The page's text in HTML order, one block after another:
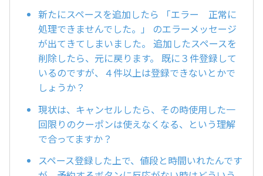
新たにスペースを追加したら 「エラー 正常に
処理できませんでした。」 のエラーメッセージ
が出てきてしまいました。 追加したスペースを
削除したら、元に戻ります。 既に３件登録して
いるのですが、４件以上は登録できないとかで
しょうか？
現状は、キャンセルしたら、その時使用した一
回限りのクーポンは使えなくなる、という理解
で合ってますか？
スペース登録した上で、値段と時間いれたんです